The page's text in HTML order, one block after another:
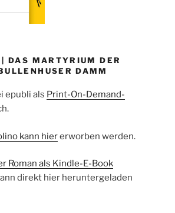
DAS MARTYRIUM DER
DAMM
epubli als Print-On-Demand-
kann hiererworben werden.
Roman als Kindle-E-Book
direkt hier heruntergeladen